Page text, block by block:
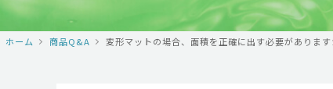
ホーム 商品Q&A 変形マットの場合、面積を正確に出す必要があります